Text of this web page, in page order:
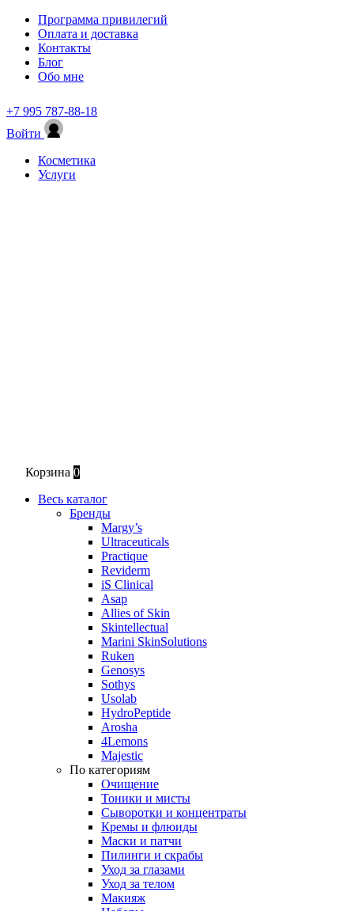
Программа привилегий
Оплата и доставка
Контакты
Блог
Обо мне
+7 995 787-88-18
Войти
Косметика
Услуги
Корзина 0
Весь каталог
Бренды
Margy’s
Ultraceuticals
Practique
Reviderm
iS Clinical
Asap
Allies of Skin
Skintellectual
Marini SkinSolutions
Ruken
Genosys
Sothys
Usolab
HydroPeptide
Arosha
4Lemons
Majestic
По категориям
Очищение
Тоники и мисты
Сыворотки и концентраты
Кремы и флюиды
Маски и патчи
Пилинги и скрабы
Уход за глазами
Уход за телом
Макияж